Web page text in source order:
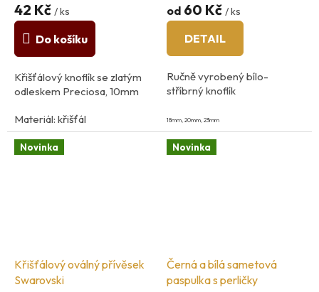
42 Kč / ks
Do košíku
Křišťálový knoflík se zlatým
odleskem Preciosa, 10mm
Materiál: křišťál
výrobce: Preciosa
od 60 Kč / ks
DETAIL
Ručně vyrobený bílo-
stříbrný knoflík
18mm, 20mm, 23mm
Novinka
Křišťálový oválný přívěsek
Swarovski
Novinka
Černá a bílá sametová
paspulka s perličky